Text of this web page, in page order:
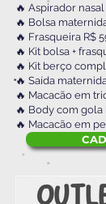
🔥 Aspirador nasal
🔥 Bolsa
🔥 Frasqueira R$
🔥 Kit bolsa +
🔥 Kit berço
🔥 Saída
🔥 Macacão em
🔥 Body com gola
🔥 Macacão em